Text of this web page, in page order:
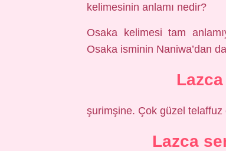
kelimesinin anlamı nedir?
Osaka kelimesi tam
Osaka isminin Naniwa’dan
Lazca
şurimşine. Çok güzel telaffuz
Lazca